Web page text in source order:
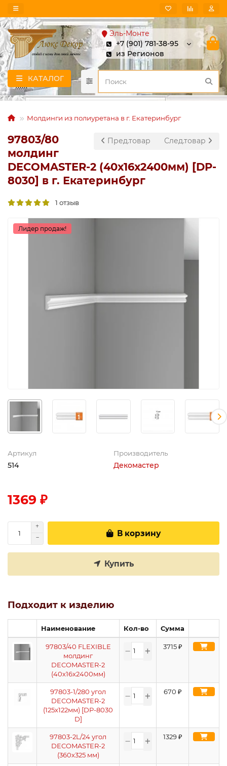
Эль-Монте
+7 (901) 781-38-95
из Регионов
КАТАЛОГ
Молдинги из полиуретана в г. Екатеринбург
Пред.товар След.товар
97803/80
молдинг
DECOMASTER-2 (40х16х2400мм) [DP-
8030] в г. Екатеринбург
1 отзыв
Лидер продаж!
Артикул
514
Производитель
Декомастер
1369 ₽
В корзину
Купить
Подходит к изделию
Наименование Кол-во Сумма
97803/40 FLEXIBLE
молдинг
DECOMASTER-2
(40х16х2400мм)
3715₽
97803-1/280 угол
DECOMASTER-2
(125х122мм) [DP-8030
D]
670 ₽
97803-2L/24 угол
DECOMASTER-2
(360х325 мм)
1329₽